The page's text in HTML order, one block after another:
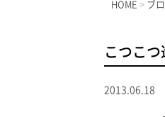
HOME > ブ
こつこつ
2013.06.18